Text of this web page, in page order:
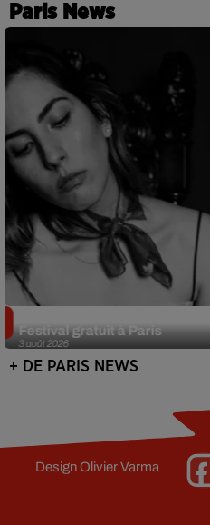
Paris News
3 août 2026
Festival gratuit à Paris
+ DE PARIS NEWS
DesignOlivier Varma